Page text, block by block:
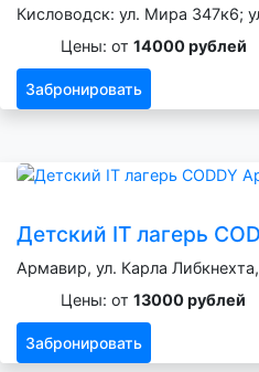
Кисловодск: ул. Мира 347к6;
Цены: от 14000 рублей
Забронировать
Детский IT лагерь
Армавир, ул. Карла
Цены: от 13000 рублей
Забронировать